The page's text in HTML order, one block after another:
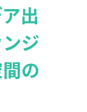
出
ジ
の